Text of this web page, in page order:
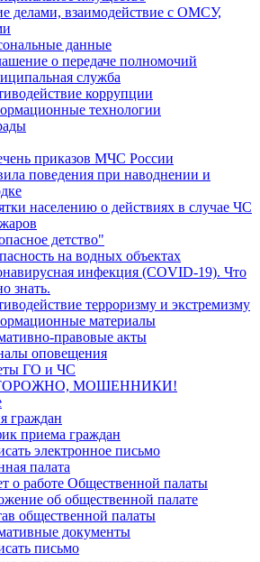
делами, взаимодействие с ОМСУ,
данные
о передаче полномочий
служба
коррупции
технологии
приказов МЧС России
поведения при наводнении и
населению о действиях в случае ЧС
детство"
на водных объектах
инфекция (COVID-19). Что
знать.
терроризму и экстремизму
материалы
правовые акты
оповещения
ГО и ЧС
МОШЕННИКИ!
граждан
приема граждан
электронное письмо
палата
о работе Общественной палаты
об общественной палате
общественной палаты
документы
письмо